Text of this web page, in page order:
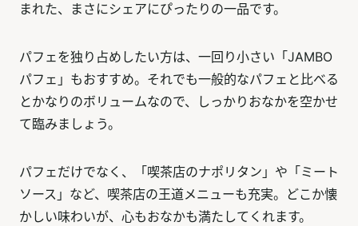
まれた、まさにシェアにぴったりの一品です。
パフェを独り占めしたい方は、一回り小さい「JAMBO
パフェ」もおすすめ。それでも一般的なパフェと比べる
とかなりのボリュームなので、しっかりおなかを空かせ
て臨みましょう。
パフェだけでなく、「喫茶店のナポリタン」や「ミート
ソース」など、喫茶店の王道メニューも充実。どこか懐
かしい味わいが、心もおなかも満たしてくれます。